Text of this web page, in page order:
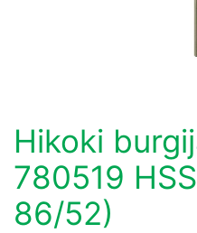
Hikoki
780519
86/52)